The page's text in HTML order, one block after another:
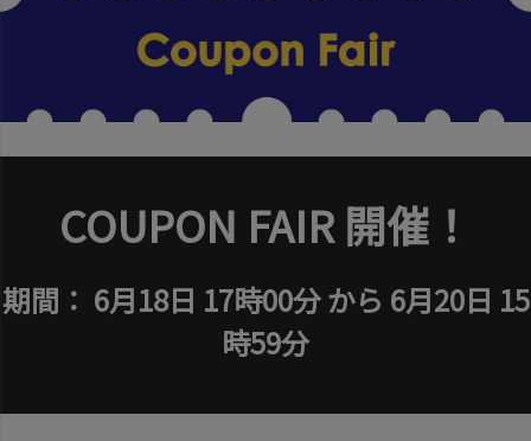
COUPON FAIR 開催！
期間： 6月18日 17時00分 から 6月20日 15
時59分